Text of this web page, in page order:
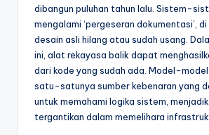
dibangun puluhan tahun lalu. Sistem-
mengalami ‘pergeseran dokumentasi’,
desain asli hilang atau sudah usang.
ini, alat rekayasa balik dapat
dari kode yang sudah ada. Model-model
satu-satunya sumber kebenaran yang
untuk memahami logika sistem,
tergantikan dalam memelihara